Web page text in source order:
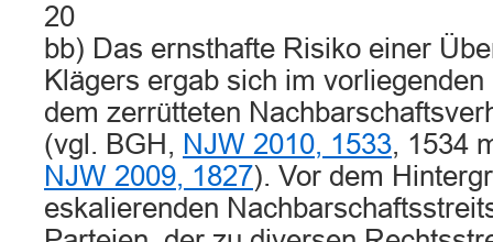
20
bb) Das ernsthafte Risiko einer
Klägers ergab sich im
dem zerrütteten
(vgl. BGH, NJW 2010, 1533, 1534
NJW 2009, 1827). Vor dem
eskalierenden